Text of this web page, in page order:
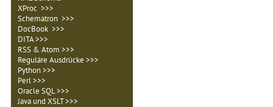
XProc >>>
Schematron >>>
DocBook >>>
DITA >>>
RSS & Atom >>>
Reguläre Ausdrücke >>>
Python >>>
Perl >>>
Oracle SQL >>>
Java und XSLT >>>